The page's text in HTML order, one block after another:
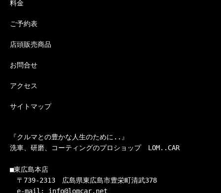
料金
ご予約表
店頭販売商品
お問合せ
アクセス
サイトマップ
『クルマとの豊かな人生のために..』
洗車、研磨、コーティングのプロショップ　LOM..CAR
■東広島本店
〒739-2313　広島県東広島市豊栄町清武378
e-mail: info@lomcar.net